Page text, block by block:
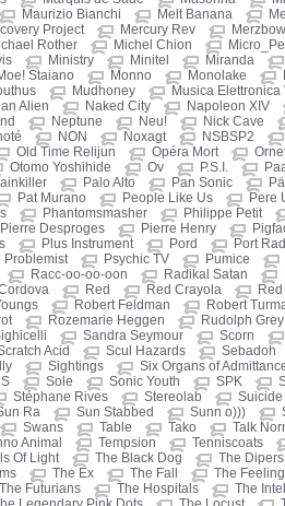
Maurizio Bianchi Melt Banana
Project
Mercury Rev Merzbow
Rother Michel Chion
Ministry Minitel Miranda
Staiano Monno Monolake
Mudhoney Musica Elettronica
Alien
Naked City Napoleon XIV
Neptune Neu! Nick Cave
NON Noxagt NSBSP2
Old Time Relijun Opéra Mort
Otomo Yoshihide Ov P.S.I.
Palo Alto Pan Sonic
Pat Murano People Like Us Pere
Phantomsmasher Philippe Petit
Pierre Desproges Pierre Henry
Plus Instrument Pord Port
Problemist Psychic TV Pumice
Racc-oo-oo-oon Radikal Satan
Red Red Crayola
Robert Feldman Robert
Rozemarie Heggen Rudolph Grey
Sandra Seymour Scorn
Acid Scul Hazards Sebadoh
Sightings Six Organs of
Sole Sonic Youth SPK
Stéphane Rives Stereolab Suicide
Ra Sun Stabbed Sunn o)))
Swans Table Tako Talk
Animal Tempsion Tenniscoats
Of Light
The Black Dog The Dipers
The Ex The Fall The
The Futurians The Hospitals The